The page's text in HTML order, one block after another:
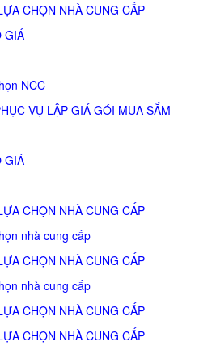
CHỌN NHÀ CUNG CẤP
GIÁ
NCC
VỤ LẬP GIÁ GÓI MUA SẮM
GIÁ
CHỌN NHÀ CUNG CẤP
nhà cung cấp
CHỌN NHÀ CUNG CẤP
nhà cung cấp
CHỌN NHÀ CUNG CẤP
CHỌN NHÀ CUNG CẤP